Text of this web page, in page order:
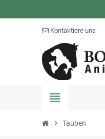
Kontaktiere uns
view_headline
chevron_right Tauben